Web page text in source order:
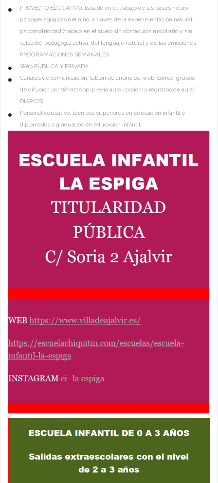
PROYECTO EDUCATIVO: basado en el trabajo de las bases neuro
psicopedagógicas del niño, a través de la experimentación natural,
psicomotricidad (trabajo en el suelo sin obstáculos mobiliario y sin
calzado), pedagogía activa, del lenguaje natural y de las emociones.
PROGRAMACIONES SEMANALES
Web PÚBLICA Y PRIVADA
Canales de comunicación: tablón de anuncios, web, correo, grupos
de difusión por WhatsApp (previa autorización) o registros de aula(
DIARIOS)
Personal educativo: técnicos superiores en educación infantil y
diplomados o graduados en educación infantil.